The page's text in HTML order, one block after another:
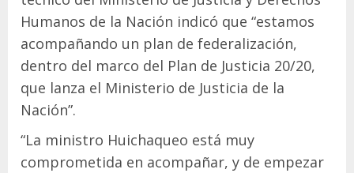
Humanos de la Nación indicó que “estamos
acompañando un plan de federalización,
dentro del marco del Plan de Justicia 20/20,
que lanza el Ministerio de Justicia de la
Nación”.
“La ministro Huichaqueo está muy
comprometida en acompañar, y de empezar